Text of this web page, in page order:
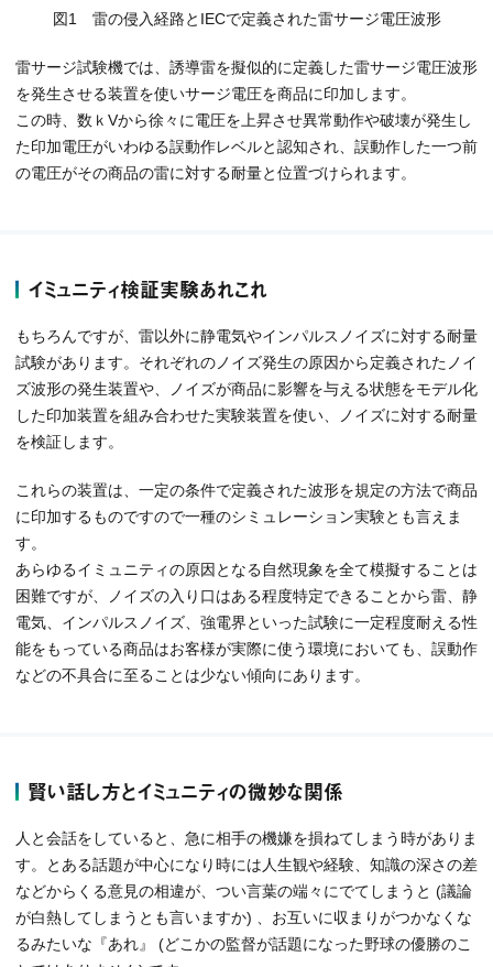
図1 雷の侵入経路とIECで定義された雷サージ電圧波形
雷サージ試験機では、誘導雷を擬似的に定義した雷サージ電圧波形
を発生させる装置を使いサージ電圧を商品に印加します。
この時、数ｋVから徐々に電圧を上昇させ異常動作や破壊が発生し
た印加電圧がいわゆる誤動作レベルと認知され、誤動作した一つ前
の電圧がその商品の雷に対する耐量と位置づけられます。
イミュニティ検証実験あれこれ
もちろんですが、雷以外に静電気やインパルスノイズに対する耐量
試験があります。それぞれのノイズ発生の原因から定義されたノイ
ズ波形の発生装置や、ノイズが商品に影響を与える状態をモデル化
した印加装置を組み合わせた実験装置を使い、ノイズに対する耐量
を検証します。
これらの装置は、一定の条件で定義された波形を規定の方法で商品
に印加するものですので一種のシミュレーション実験とも言えま
す。
あらゆるイミュニティの原因となる自然現象を全て模擬することは
困難ですが、ノイズの入り口はある程度特定できることから雷、静
電気、インパルスノイズ、強電界といった試験に一定程度耐える性
能をもっている商品はお客様が実際に使う環境においても、誤動作
などの不具合に至ることは少ない傾向にあります。
賢い話し方とイミュニティの微妙な関係
人と会話をしていると、急に相手の機嫌を損ねてしまう時がありま
す。とある話題が中心になり時には人生観や経験、知識の深さの差
などからくる意見の相違が、つい言葉の端々にでてしまうと (議論
が白熱してしまうとも言いますか) 、お互いに収まりがつかなくな
るみたいな『あれ』 (どこかの監督が話題になった野球の優勝のこ